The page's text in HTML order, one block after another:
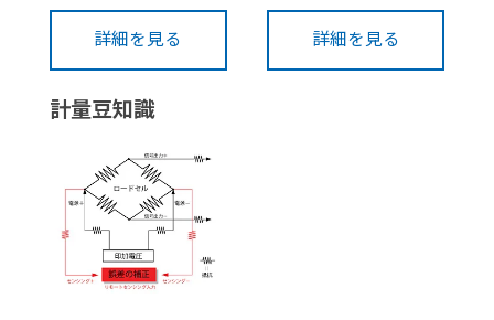
詳細を見る 詳細を見る
計量豆知識